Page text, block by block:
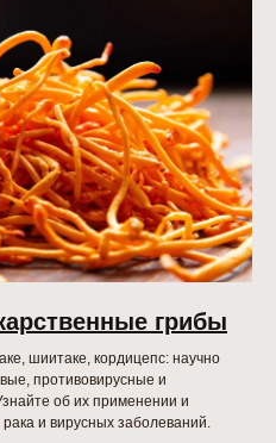
грибы
шиитаке, кордицепс: научно
противовирусные и
об их применении и
и вирусных заболеваний.
прайс-лист
вопросы